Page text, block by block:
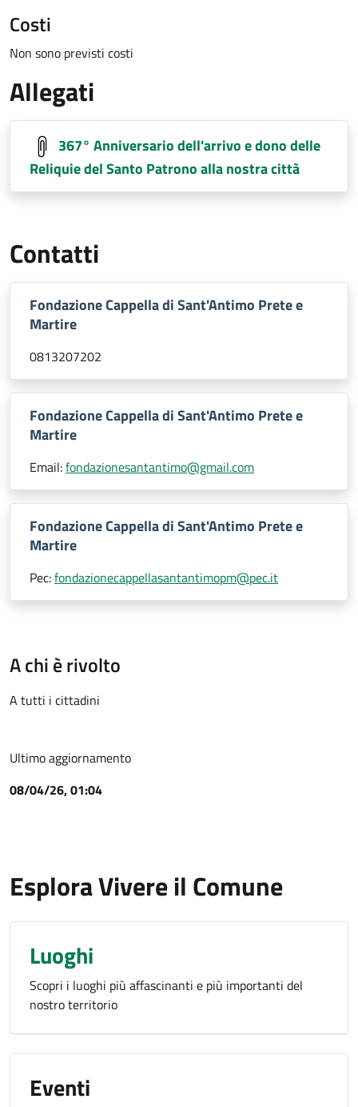
Costi
Non sono previsti costi
Allegati
367° Anniversario dell'arrivo e dono delle
Reliquie del Santo Patrono alla nostra città
Contatti
Fondazione Cappella di Sant'Antimo Prete e
Martire
0813207202
Fondazione Cappella di Sant'Antimo Prete e
Martire
Email:fondazionesantantimo@gmail.com
Fondazione Cappella di Sant'Antimo Prete e
Martire
Pec:fondazionecappellasantantimopm@pec.it
A chi è rivolto
A tutti i cittadini
Ultimo aggiornamento
08/04/26, 01:04
Esplora Vivere il Comune
Luoghi
Scopri i luoghi più affascinanti e più importanti del
nostro territorio
Eventi